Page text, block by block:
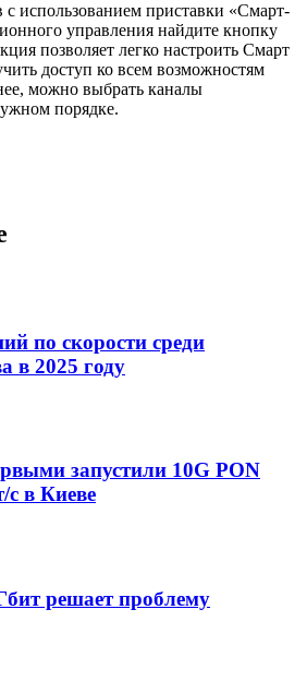
с использованием приставки «Смарт-
управления найдите кнопку
позволяет легко настроить Смарт
доступ ко всем возможностям
можно выбрать каналы
порядке.
по скорости среди
в 2025 году
запустили 10G PON
в Киеве
решает проблему